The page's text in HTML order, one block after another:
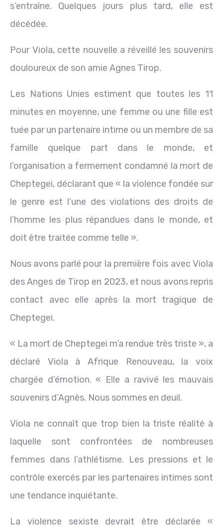
s’entraîne. Quelques jours plus tard, elle est
décédée.
Pour Viola, cette nouvelle a réveillé les souvenirs
douloureux de son amie Agnes Tirop.
Les Nations Unies estiment que toutes les 11
minutes en moyenne, une femme ou une fille est
tuée par un partenaire intime ou un membre de sa
famille quelque part dans le monde, et
l’organisation a fermement condamné la mort de
Cheptegei, déclarant que « la violence fondée sur
le genre est l’une des violations des droits de
l’homme les plus répandues dans le monde, et
doit être traitée comme telle ».
Nous avons parlé pour la première fois avec Viola
des Anges de Tirop en 2023, et nous avons repris
contact avec elle après la mort tragique de
Cheptegei.
« La mort de Cheptegei m’a rendue très triste », a
déclaré Viola à Afrique Renouveau, la voix
chargée d’émotion. « Elle a ravivé les mauvais
souvenirs d’Agnès. Nous sommes en deuil.
Viola ne connaît que trop bien la triste réalité à
laquelle sont confrontées de nombreuses
femmes dans l’athlétisme. Les pressions et le
contrôle exercés par les partenaires intimes sont
une tendance inquiétante.
La violence sexiste devrait être déclarée «